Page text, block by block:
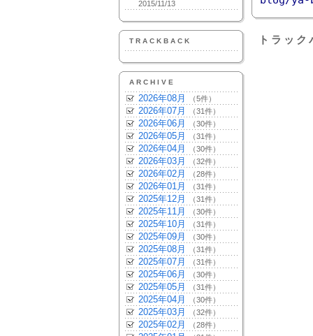
2015/11/13
TRACKBACK
ARCHIVE
2026年08月 （5件）
2026年07月 （31件）
2026年06月 （30件）
2026年05月 （31件）
2026年04月 （30件）
2026年03月 （32件）
2026年02月 （28件）
2026年01月 （31件）
2025年12月 （31件）
2025年11月 （30件）
2025年10月 （31件）
2025年09月 （30件）
2025年08月 （31件）
2025年07月 （31件）
2025年06月 （30件）
2025年05月 （31件）
2025年04月 （30件）
2025年03月 （32件）
2025年02月 （28件）
トラッ